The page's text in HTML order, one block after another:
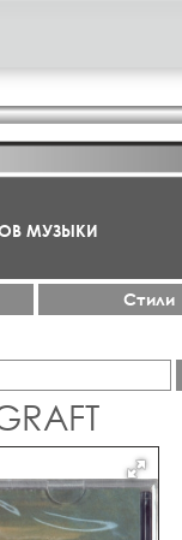
МУЗЫКИ
Стили